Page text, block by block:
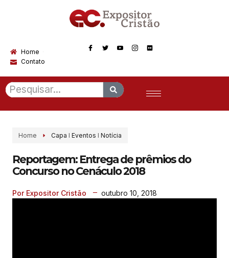
Home
Contato
Home Capa I Eventos I Notícia
Reportagem: Entrega de prêmios do
Concurso no Cenáculo 2018
Por Expositor Cristão outubro 10, 2018